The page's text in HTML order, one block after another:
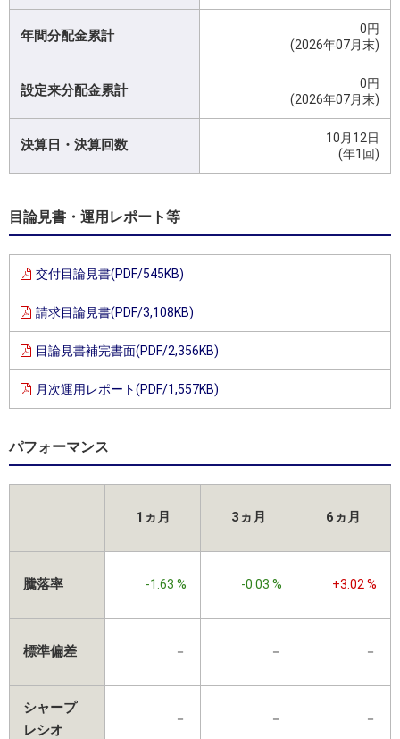
年間分配金累計
0円
(2026年07月末)
設定来分配金累計
0円
(2026年07月末)
決算日・決算回数
10月12日
(年1回)
目論見書・運用レポート等
交付目論見書(PDF/545KB)
請求目論見書(PDF/3,108KB)
目論見書補完書面(PDF/2,356KB)
月次運用レポート(PDF/1,557KB)
パフォーマンス
1ヵ月 3ヵ月 6ヵ月
騰落率 -1.63 % -0.03 % +3.02 %
標準偏差 － － －
シャープ
レシオ
－ － －